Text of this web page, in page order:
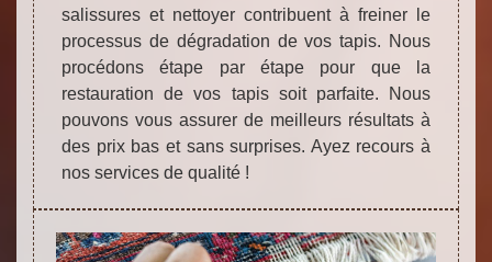
salissures et nettoyer contribuent à freiner le
processus de dégradation de vos tapis. Nous
procédons étape par étape pour que la
restauration de vos tapis soit parfaite. Nous
pouvons vous assurer de meilleurs résultats à
des prix bas et sans surprises. Ayez recours à
nos services de qualité !